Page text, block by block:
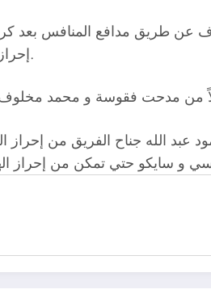
عن طريق مدافع المنافس بعد
إحراز الهدف الثاني لينتهي الشوط الأول بتقدم الإسماعيلي بهدفين مقابل لا شيء.
الله جناح الفريق من